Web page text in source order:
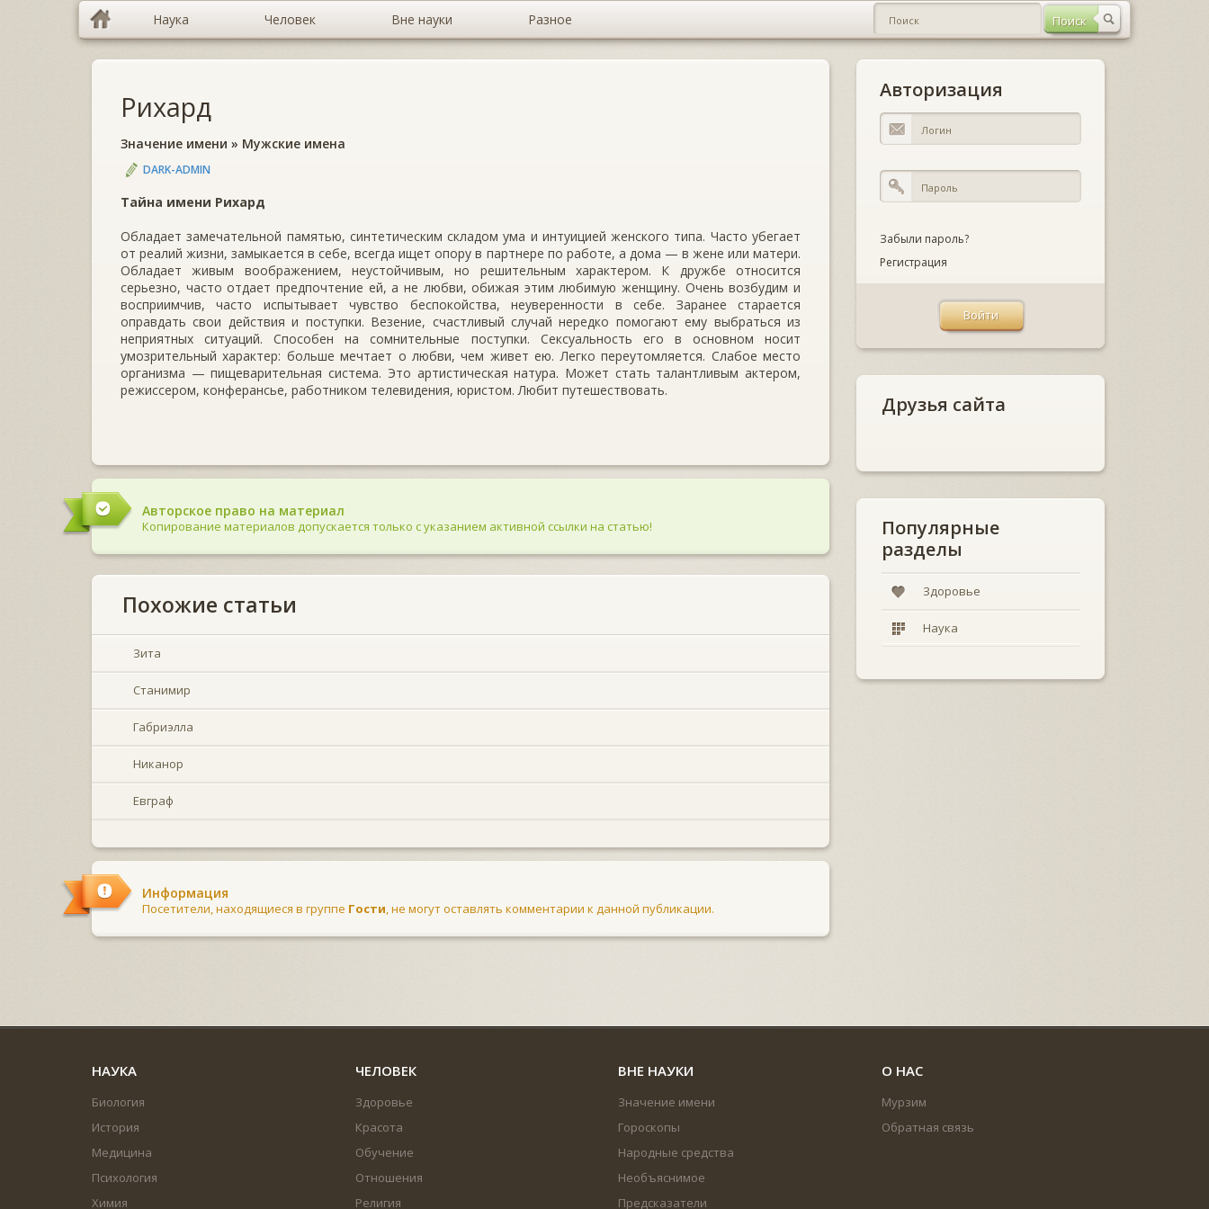
Наука Человек Вне науки Разное
Рихард
Значение имени » Мужские имена
DARK-ADMIN
Тайна имени Рихард
Обладает замечательной памятью, синтетическим складом ума и интуицией женского типа. Часто убегает
от реалий жизни, замыкается в себе, всегда ищет опору в партнере по работе, а дома — в жене или матери.
Обладает живым воображением, неустойчивым, но решительным характером. К дружбе относится
серьезно, часто отдает предпочтение ей, а не любви, обижая этим любимую женщину. Очень возбудим и
восприимчив, часто испытывает чувство беспокойства, неуверенности в себе. Заранее старается
оправдать свои действия и поступки. Везение, счастливый случай нередко помогают ему выбраться из
неприятных ситуаций. Способен на сомнительные поступки. Сексуальность его в основном носит
умозрительный характер: больше мечтает о любви, чем живет ею. Легко переутомляется. Слабое место
организма — пищеварительная система. Это артистическая натура. Может стать талантливым актером,
режиссером, конферансье, работником телевидения, юристом. Любит путешествовать.
Авторское право на материал
Копирование материалов допускается только с указанием активной ссылки на статью!
Похожие статьи
Зита
Станимир
Габриэлла
Никанор
Евграф
Информация
Посетители, находящиеся в группе Гости, не могут оставлять комментарии к данной публикации.
Авторизация
Забыли пароль?
Регистрация
Друзья сайта
Популярные
разделы
Здоровье
Наука
НАУКА
Биология
История
Медицина
Психология
Химия
ЧЕЛОВЕК
Здоровье
Красота
Обучение
Отношения
Религия
ВНЕ НАУКИ
Значение имени
Гороскопы
Народные средства
Необъяснимое
Предсказатели
О НАС
Мурзим
Обратная связь